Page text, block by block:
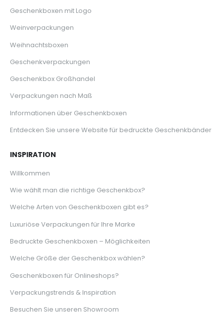
Geschenkboxen mit Logo
Weinverpackungen
Weihnachtsboxen
Geschenkverpackungen
Geschenkbox Großhandel
Verpackungen nach Maß
Informationen über Geschenkboxen
Entdecken Sie unsere Website für bedruckte Geschenkbänder
INSPIRATION
Willkommen
Wie wählt man die richtige Geschenkbox?
Welche Arten von Geschenkboxen gibt es?
Luxuriöse Verpackungen für Ihre Marke
Bedruckte Geschenkboxen – Möglichkeiten
Welche Größe der Geschenkbox wählen?
Geschenkboxen für Onlineshops?
Verpackungstrends & Inspiration
Besuchen Sie unseren Showroom